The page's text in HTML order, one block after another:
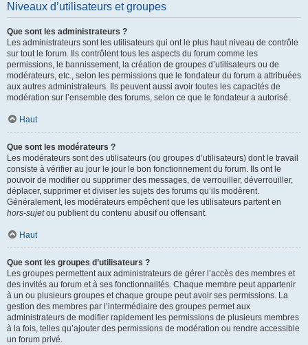
Niveaux d’utilisateurs et groupes
Que sont les administrateurs ?
Les administrateurs sont les utilisateurs qui ont le plus haut niveau de contrôle
sur tout le forum. Ils contrôlent tous les aspects du forum comme les
permissions, le bannissement, la création de groupes d’utilisateurs ou de
modérateurs, etc., selon les permissions que le fondateur du forum a attribuées
aux autres administrateurs. Ils peuvent aussi avoir toutes les capacités de
modération sur l’ensemble des forums, selon ce que le fondateur a autorisé.
Haut
Que sont les modérateurs ?
Les modérateurs sont des utilisateurs (ou groupes d’utilisateurs) dont le travail
consiste à vérifier au jour le jour le bon fonctionnement du forum. Ils ont le
pouvoir de modifier ou supprimer des messages, de verrouiller, déverrouiller,
déplacer, supprimer et diviser les sujets des forums qu’ils modèrent.
Généralement, les modérateurs empêchent que les utilisateurs partent en
hors-sujetou publient du contenu abusif ou offensant.
Haut
Que sont les groupes d’utilisateurs ?
Les groupes permettent aux administrateurs de gérer l’accès des membres et
des invités au forum et à ses fonctionnalités. Chaque membre peut appartenir
à un ou plusieurs groupes et chaque groupe peut avoir ses permissions. La
gestion des membres par l’intermédiaire des groupes permet aux
administrateurs de modifier rapidement les permissions de plusieurs membres
à la fois, telles qu’ajouter des permissions de modération ou rendre accessible
un forum privé.